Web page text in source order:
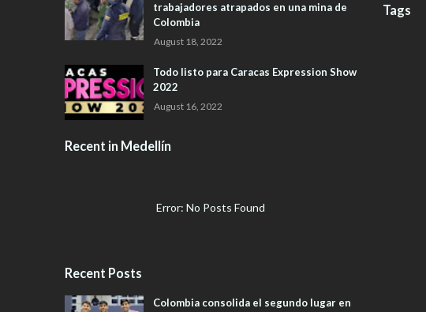
trabajadores atrapados en una mina de
Colombia
August 18, 2022
Todo listo para Caracas Expression Show
2022
August 16, 2022
Recent in Medellín
Error: No Posts Found
Recent Posts
Colombia consolida el segundo lugar en
Tags